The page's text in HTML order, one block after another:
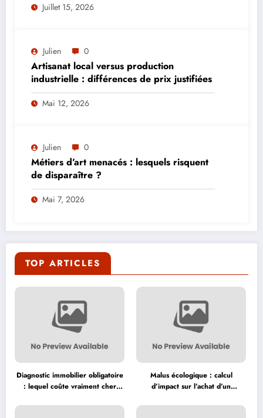
Juillet 15, 2026
Julien 0
Artisanat local versus production
industrielle : différences de prix justifiées
Mai 12, 2026
Julien 0
Métiers d’art menacés : lesquels risquent
de disparaître ?
Mai 7, 2026
TOP ARTICLES
Diagnostic immobilier obligatoire
: lequel coûte vraiment cher
Malus écologique : calcul
d’impact sur l’achat d’un